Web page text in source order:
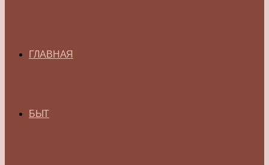
ГЛАВНАЯ
БЫТ